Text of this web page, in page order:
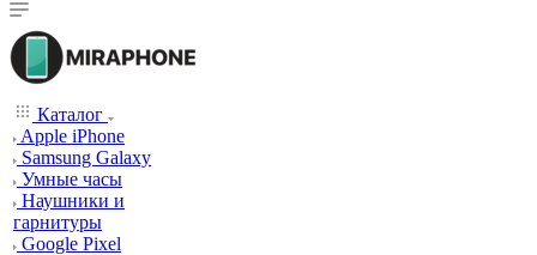
Каталог
Apple iPhone
Samsung Galaxy
Умные часы
Наушники и
гарнитуры
Google Pixel